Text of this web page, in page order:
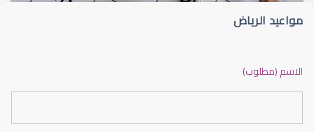
مواعيد الرياض
الاسم (مطلوب)